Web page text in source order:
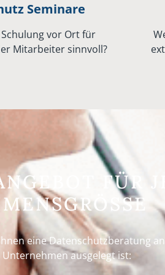
Seminare
vor Ort für
Mitarbeiter sinnvoll?
FÜR
eine Datenschutzberatung an,
ausgelegt ist: